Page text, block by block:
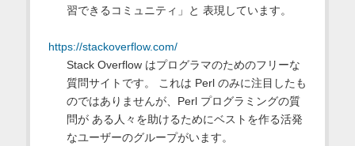
習できるコミュニティ」と 表現しています。
https://stackoverflow.com/
Stack Overflow はプログラマのためのフリーな
質問サイトです。 これは Perl のみに注目したも
のではありませんが、Perl プログラミングの質
問が ある人々を助けるためにベストを作る活発
なユーザーのグループがいます。